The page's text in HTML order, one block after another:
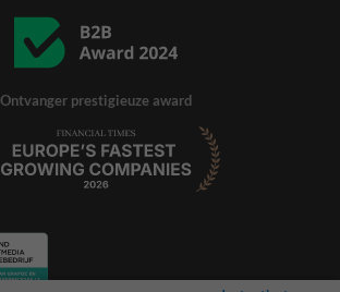
Ontvanger prestigieuze award